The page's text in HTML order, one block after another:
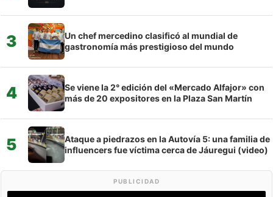
3
Un chef mercedino clasificó al mundial de
gastronomía más prestigioso del mundo
4
Se viene la 2° edición del «Mercado Alfajor» con
más de 20 expositores en la Plaza San Martín
5
Ataque a piedrazos en la Autovía 5: una familia de
influencers fue víctima cerca de Jáuregui (video)
PUBLICIDAD